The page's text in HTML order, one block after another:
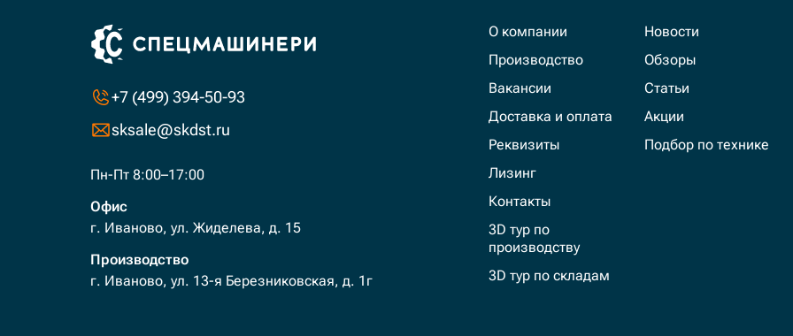
+7 (499) 394-50-93
sksale@skdst.ru
Пн-Пт 8:00–17:00
Офис
г. Иваново, ул. Жиделева, д. 15
Производство
г. Иваново, ул. 13-я Березниковская, д. 1г
О компании
Производство
Вакансии
Доставка и оплата
Реквизиты
Лизинг
Контакты
3D тур по
производству
3D тур по складам
Новости
Обзоры
Статьи
Акции
Подбор по технике